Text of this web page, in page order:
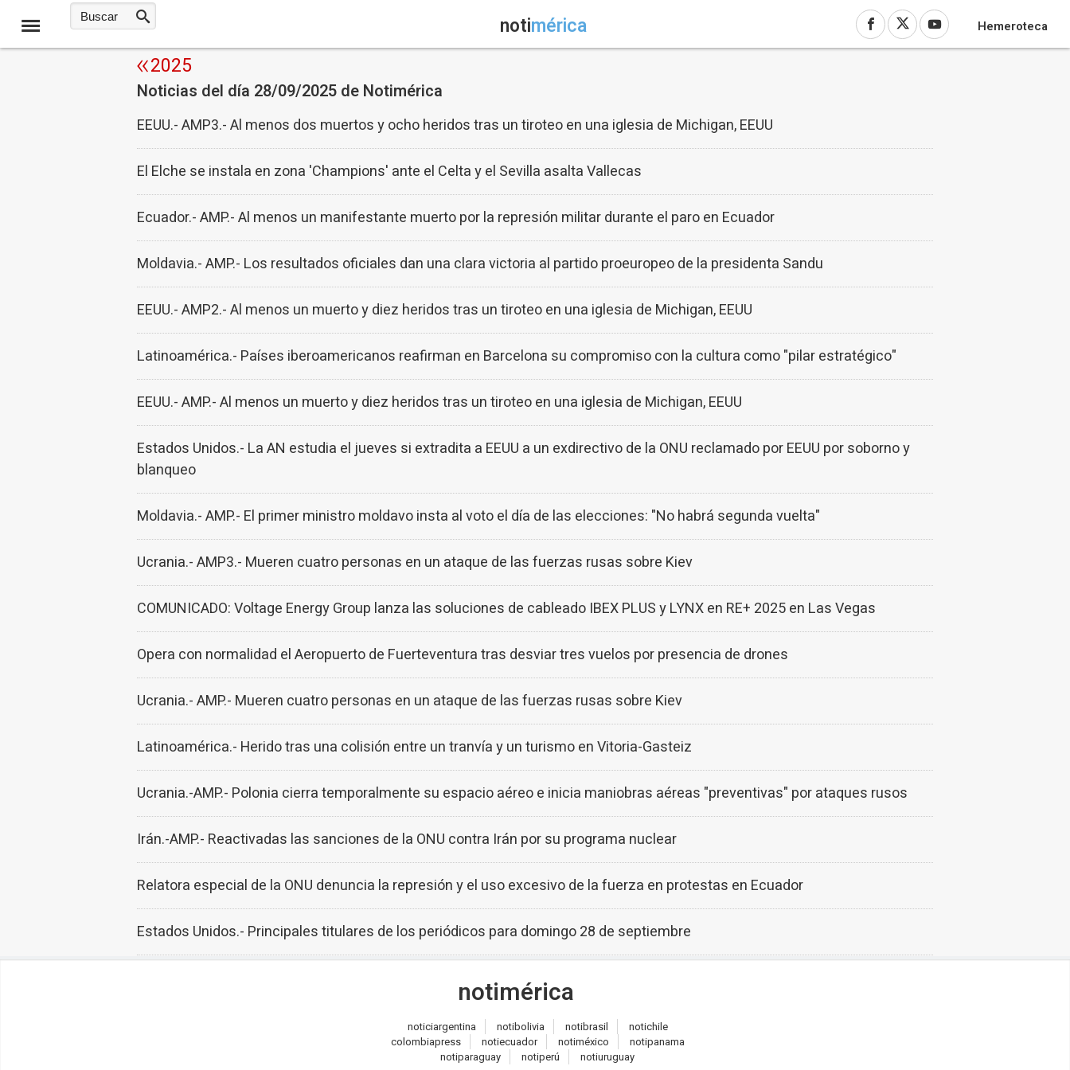
notimérica Hemeroteca
2025
Noticias del día 28/09/2025 de Notimérica
EEUU.- AMP3.- Al menos dos muertos y ocho heridos tras un tiroteo en una iglesia de Michigan, EEUU
El Elche se instala en zona 'Champions' ante el Celta y el Sevilla asalta Vallecas
Ecuador.- AMP.- Al menos un manifestante muerto por la represión militar durante el paro en Ecuador
Moldavia.- AMP.- Los resultados oficiales dan una clara victoria al partido proeuropeo de la presidenta Sandu
EEUU.- AMP2.- Al menos un muerto y diez heridos tras un tiroteo en una iglesia de Michigan, EEUU
Latinoamérica.- Países iberoamericanos reafirman en Barcelona su compromiso con la cultura como "pilar estratégico"
EEUU.- AMP.- Al menos un muerto y diez heridos tras un tiroteo en una iglesia de Michigan, EEUU
Estados Unidos.- La AN estudia el jueves si extradita a EEUU a un exdirectivo de la ONU reclamado por EEUU por soborno y
blanqueo
Moldavia.- AMP.- El primer ministro moldavo insta al voto el día de las elecciones: "No habrá segunda vuelta"
Ucrania.- AMP3.- Mueren cuatro personas en un ataque de las fuerzas rusas sobre Kiev
COMUNICADO: Voltage Energy Group lanza las soluciones de cableado IBEX PLUS y LYNX en RE+ 2025 en Las Vegas
Opera con normalidad el Aeropuerto de Fuerteventura tras desviar tres vuelos por presencia de drones
Ucrania.- AMP.- Mueren cuatro personas en un ataque de las fuerzas rusas sobre Kiev
Latinoamérica.- Herido tras una colisión entre un tranvía y un turismo en Vitoria-Gasteiz
Ucrania.-AMP.- Polonia cierra temporalmente su espacio aéreo e inicia maniobras aéreas "preventivas" por ataques rusos
Irán.-AMP.- Reactivadas las sanciones de la ONU contra Irán por su programa nuclear
Relatora especial de la ONU denuncia la represión y el uso excesivo de la fuerza en protestas en Ecuador
Estados Unidos.- Principales titulares de los periódicos para domingo 28 de septiembre
notimérica
noticiargentina notibolivia notibrasil notichile
colombiapress notiecuador notiméxico notipanama
notiparaguay notiperú notiuruguay